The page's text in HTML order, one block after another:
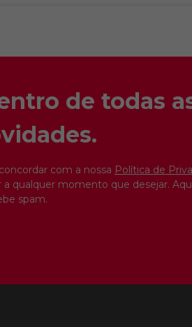
de todas
com a nossa Política de
qualquer momento que desejar.
spam.